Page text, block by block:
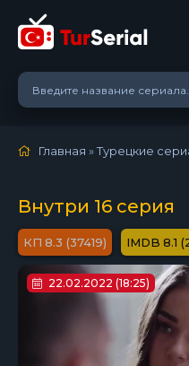
Главная »Турецкие
Внутри 16 серия
8.3 (37419) 8.1
22.02.2022 (18:25)